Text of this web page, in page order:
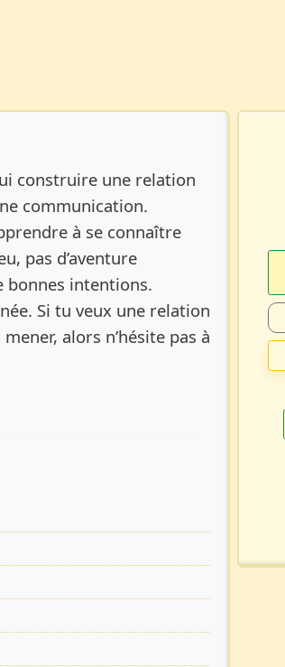
construire une relation
communication.
à se connaître
pas d’aventure
bonnes intentions.
Si tu veux une relation
alors n’hésite pas à